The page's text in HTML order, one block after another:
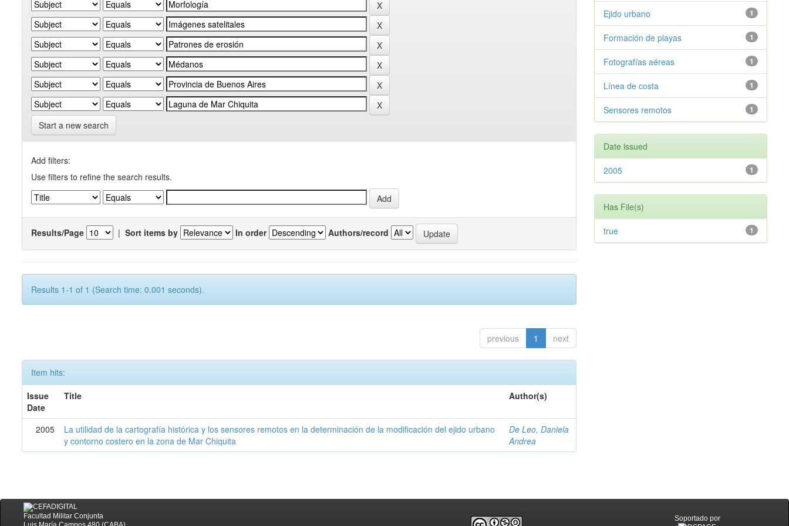
Start a new search
Add filters:
Use filters to refine the search results.
Results/Page | Sort items by In order Authors/record
Results 1-1 of 1 (Search time: 0.001 seconds).
previous 1 next
Item hits:
Issue
Date
Title Author(s)
2005
La utilidad de la cartografía histórica y los sensores remotos en la determinación de la modificación del ejido urbano
y contorno costero en la zona de Mar Chiquita
De Leo, Daniela
Andrea
1
Ejido urbano
1
Formación de playas
1
Fotografías aéreas
1
Línea de costa
1
Sensores remotos
Date issued
1
2005
Has File(s)
1
true
Facultad Militar Conjunta
Soportado por